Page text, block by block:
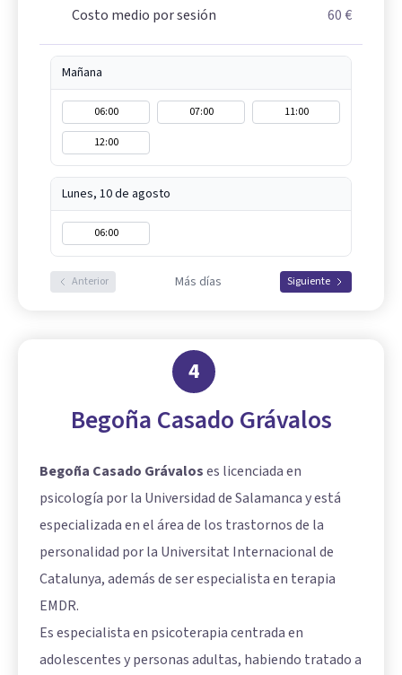
Costo medio por sesión
60 €
Mañana
06:00 07:00
11:00
12:00
Lunes, 10 de agosto
06:00
Anterior Más días Siguiente
4
Begoña Casado Grávalos
Begoña Casado Grávaloses licenciada en
psicología por la Universidad de Salamanca y está
especializada en el área de los trastornos de la
personalidad por la Universitat Internacional de
Catalunya, además de ser especialista en terapia
EMDR.
Es especialista en psicoterapia centrada en
adolescentes y personas adultas, habiendo tratado a